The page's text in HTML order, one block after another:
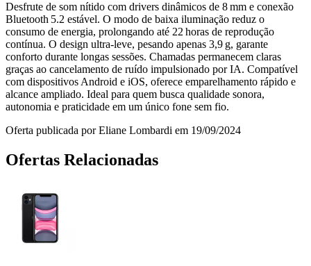
Desfrute de som nítido com drivers dinâmicos de 8 mm e conexão
Bluetooth 5.2 estável. O modo de baixa iluminação reduz o
consumo de energia, prolongando até 22 horas de reprodução
contínua. O design ultra‑leve, pesando apenas 3,9 g, garante
conforto durante longas sessões. Chamadas permanecem claras
graças ao cancelamento de ruído impulsionado por IA. Compatível
com dispositivos Android e iOS, oferece emparelhamento rápido e
alcance ampliado. Ideal para quem busca qualidade sonora,
autonomia e praticidade em um único fone sem fio.
Oferta publicada por Eliane Lombardi em 19/09/2024
Ofertas Relacionadas